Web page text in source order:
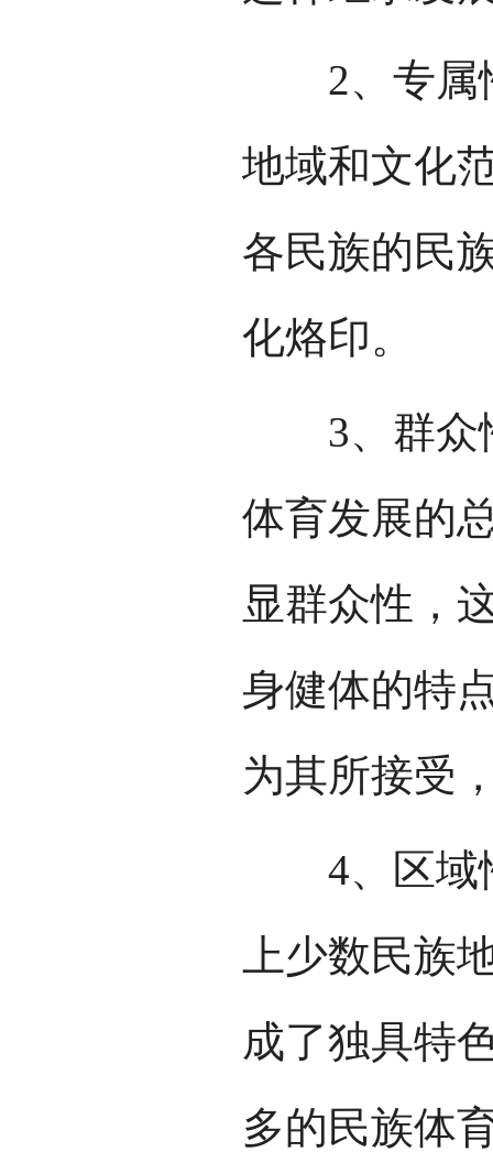
2、专属性
地域和文化
各民族的民
化烙印。
3、群众性
体育发展的
显群众性，
身健体的特
为其所接受
4、区域性
上少数民族
成了独具特
多的民族体